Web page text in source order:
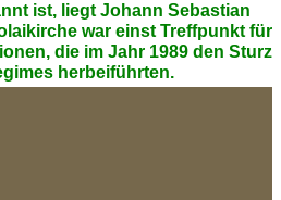
ist, liegt Johann Sebastian
war einst Treffpunkt für
die im Jahr 1989 den Sturz
herbeiführten.